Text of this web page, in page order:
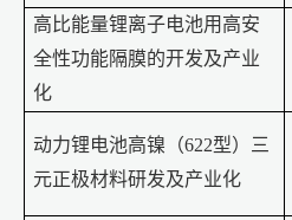
高比能量锂离子电池用高安
全性功能隔膜的开发及产业
化
动力锂电池高镍（622型）三
元正极材料研发及产业化